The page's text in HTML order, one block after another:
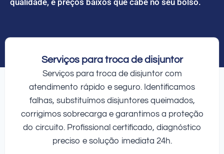
Serviços para troca de disjuntor
Serviços para troca de disjuntor com
atendimento rápido e seguro. Identificamos
falhas, substituímos disjuntores queimados,
corrigimos sobrecarga e garantimos a proteção
do circuito. Profissional certificado, diagnóstico
preciso e solução imediata 24h.